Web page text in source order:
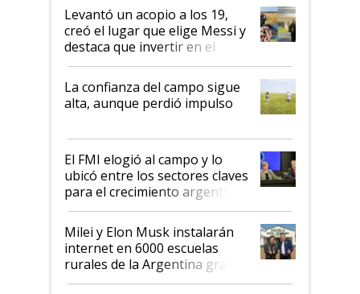
Levantó un acopio a los 19,
creó el lugar que elige Messi y
destaca que invertir en el
kirchnerismo era como "darle
plata a un hijo para droga":
Juan Félix Rossetti, el libertario
que de una dura crisis salió
de Milei
La confianza del campo sigue
alta, aunque perdió impulso
El FMI elogió al campo y lo
ubicó entre los sectores claves
para el crecimiento argentino
Milei y Elon Musk instalarán
internet en 6000 escuelas
rurales de la Argentina gracias
a un acuerdo con Starlink